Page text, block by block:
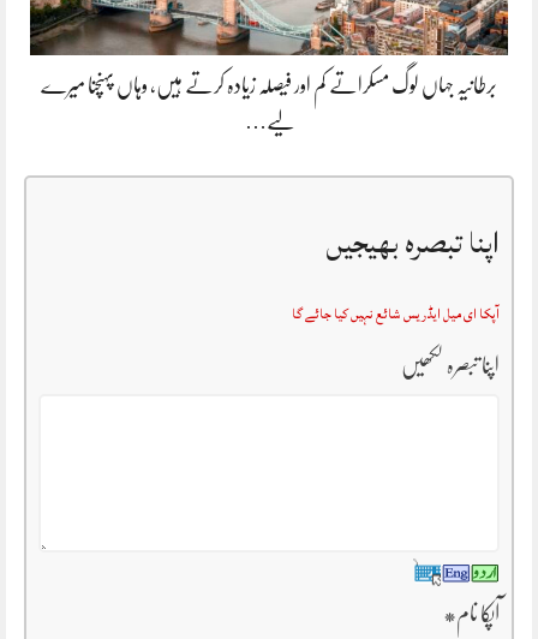
برطانیہ جہاں لوگ مسکراتے کم اور فیصلہ زیادہ کرتے ہیں، وہاں پہنچنا میرے
لیے…
اپنا تبصرہ بھیجیں
آپکا ای میل ایڈریس شائع نہیں کیا جائے گا
اپنا تبصرہ لکھیں
آپکا نام*